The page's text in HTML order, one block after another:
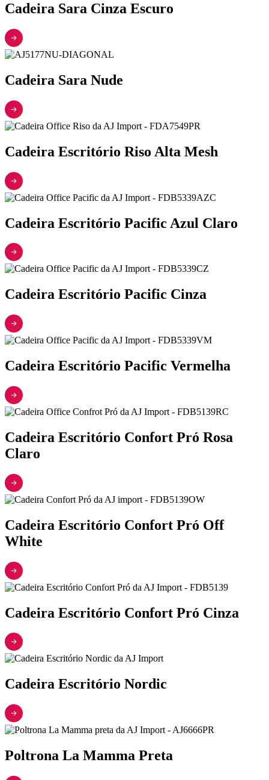
Cadeira Sara Cinza Escuro
Cadeira Sara Nude
Cadeira Escritório Riso Alta Mesh
Cadeira Escritório Pacific Azul Claro
Cadeira Escritório Pacific Cinza
Cadeira Escritório Pacific Vermelha
Cadeira Escritório Confort Pró Rosa
Claro
Cadeira Escritório Confort Pró Off
White
Cadeira Escritório Confort Pró Cinza
Cadeira Escritório Nordic
Poltrona La Mamma Preta